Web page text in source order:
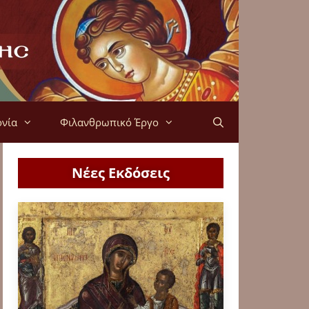
Φιλανθρωπικό Έργο
Νέες Εκδόσεις